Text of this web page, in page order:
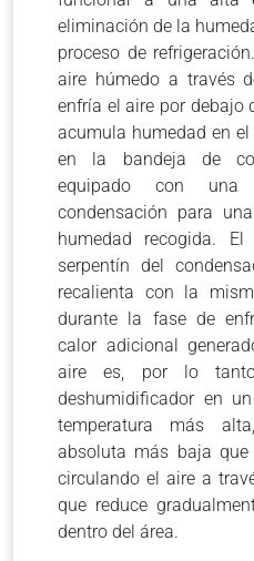
eliminación de la
proceso de
aire húmedo a través
enfría el aire por debajo
acumula humedad en
en la bandeja de
equipado con
condensación para
humedad recogida.
serpentín del
recalienta con la
durante la fase de
calor adicional
aire es, por lo
deshumidificador en
temperatura más
absoluta más baja
circulando el aire a
que reduce
dentro del área.